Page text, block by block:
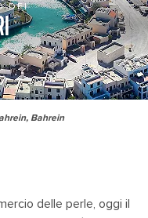
DEI
Bahrein
delle perle, oggi il